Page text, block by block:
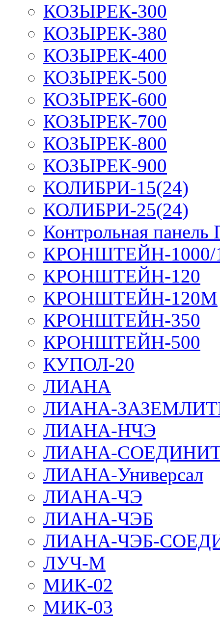
КОЗЫРЕК-300
КОЗЫРЕК-380
КОЗЫРЕК-400
КОЗЫРЕК-500
КОЗЫРЕК-600
КОЗЫРЕК-700
КОЗЫРЕК-800
КОЗЫРЕК-900
КОЛИБРИ-15(24)
КОЛИБРИ-25(24)
Контрольная
КРОНШТЕЙН-1000/
КРОНШТЕЙН-120
КРОНШТЕЙН-120М
КРОНШТЕЙН-350
КРОНШТЕЙН-500
КУПОЛ-20
ЛИАНА
ЛИАНА-
ЛИАНА-НЧЭ
ЛИАНА-
ЛИАНА-Универсал
ЛИАНА-ЧЭ
ЛИАНА-ЧЭБ
ЛИАНА-ЧЭБ-
ЛУЧ-М
МИК-02
МИК-03